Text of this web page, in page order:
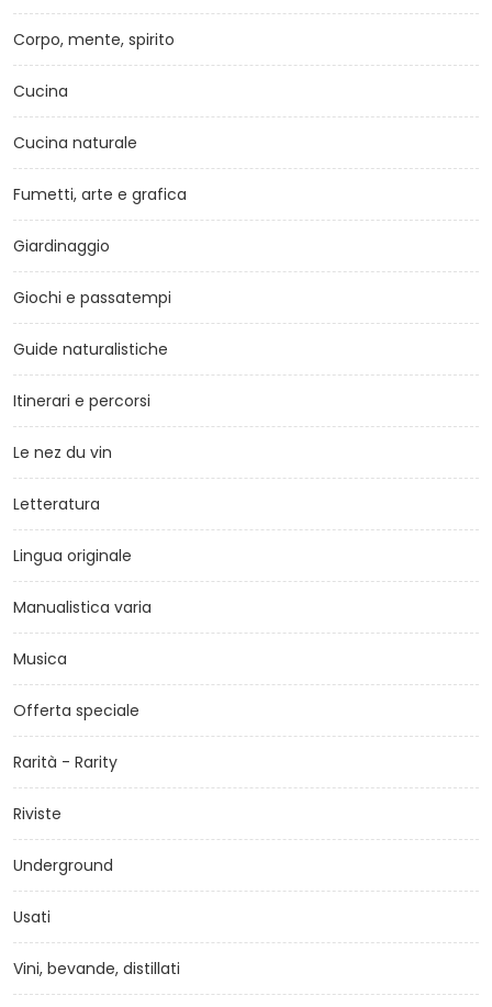
Corpo, mente, spirito
Cucina
Cucina naturale
Fumetti, arte e grafica
Giardinaggio
Giochi e passatempi
Guide naturalistiche
Itinerari e percorsi
Le nez du vin
Letteratura
Lingua originale
Manualistica varia
Musica
Offerta speciale
Rarità - Rarity
Riviste
Underground
Usati
Vini, bevande, distillati